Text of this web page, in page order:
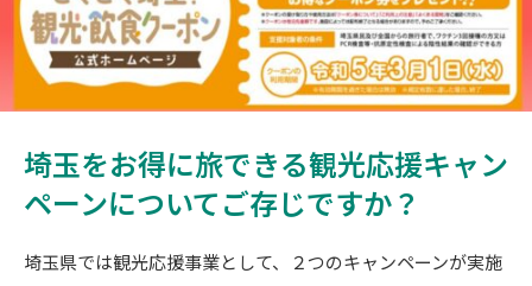
埼玉をお得に旅できる観光応援キャン
ペーンについてご存じですか？
埼玉県では観光応援事業として、２つのキャンペーンが実施